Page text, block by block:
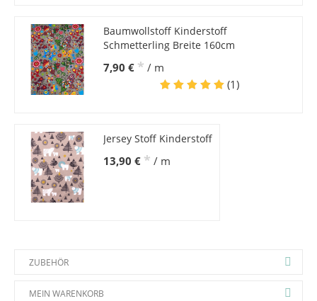
Baumwollstoff Kinderstoff
Schmetterling Breite 160cm
7,90 € * / m
(1)
Jersey Stoff Kinderstoff
13,90 € * / m
ZUBEHÖR
MEIN WARENKORB